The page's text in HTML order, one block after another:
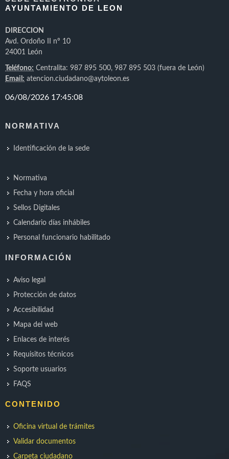
AYUNTAMIENTO DE LEON
DIRECCION
Avd. Ordoño II nº 10
24001 León
Teléfono: Centralita: 987 895 500, 987 895 503 (fuera de León)
Email: atencion.ciudadano@aytoleon.es
NORMATIVA
Identificación de la sede
Normativa
Fecha y hora oficial
Sellos Digitales
Calendario días inhábiles
Personal funcionario habilitado
INFORMACIÓN
Aviso legal
Protección de datos
Accesibilidad
Mapa del web
Enlaces de interés
Requisitos técnicos
Soporte usuarios
FAQS
CONTENIDO
Oficina virtual de trámites
Validar documentos
Carpeta ciudadano